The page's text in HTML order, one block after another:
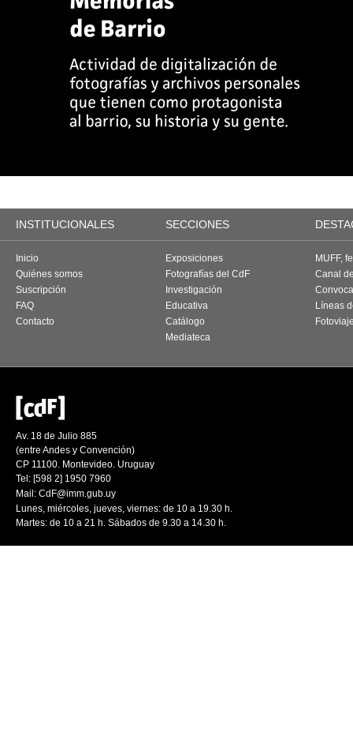
INSTITUCIONALES SECCIONES
Inicio
Quiénes somos
Suscripción
FAQ
Contacto
Exposiciones
Fotografías del CdF
Investigación
Educativa
Catálogo
Mediateca
MUFF,
Canal
Líneas
Av. 18 de Julio 885
(entre Andes y Convención)
CP 11100. Montevideo. Uruguay
Tel: [598 2] 1950 7960
Mail: CdF@imm.gub.uy
Lunes, miércoles, jueves, viernes: de 10 a 19.30 h.
Martes: de 10 a 21 h. Sábados de 9.30 a 14.30 h.